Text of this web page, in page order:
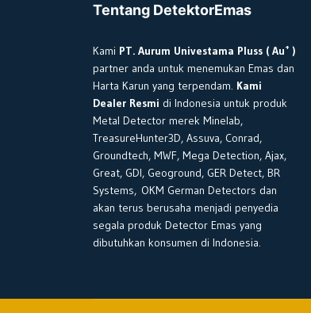
Tentang DetektorEmas
Kami PT. Aurum Univestama Pluss ( Au+ )
partner anda untuk menemukan Emas dan
Harta Karun yang terpendam. Kami
Dealer Resmi di Indonesia untuk produk
Metal Detector merek Minelab,
TreasureHunter3D, Assuva, Conrad,
Groundtech, MWF, Mega Detection, Ajax,
Great, GDI, Geoground, GER Detect, BR
Systems, OKM German Detectors dan
akan terus berusaha menjadi penyedia
segala produk Detector Emas yang
dibutuhkan konsumen di Indonesia.